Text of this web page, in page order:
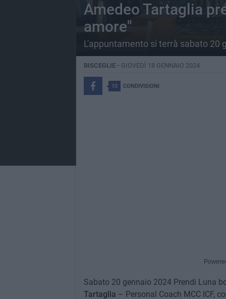
Amedeo Tartaglia
amore"
L'appuntamento si terrà sabato 20
BISCEGLIE - GIOVEDÌ 18 GENNAIO 2024
10 CONDIVISIONI
Sabato 20 gennaio 2024 Prendi Luna
Tartaglia – Personal Coach MCC ICF,